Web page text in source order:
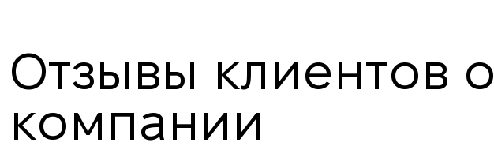
Отзывы клиентов о
компании
Angelina B
19.07.2025